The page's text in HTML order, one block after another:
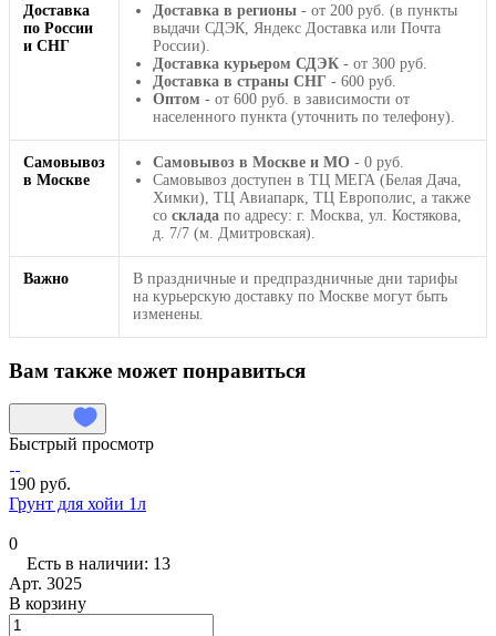
Доставка
по России
и СНГ
Доставка в регионы - от 200 руб. (в пункты
выдачи СДЭК, Яндекс Доставка или Почта
России).
Доставка курьером СДЭК - от 300 руб.
Доставка в страны СНГ - 600 руб.
Оптом - от 600 руб. в зависимости от
населенного пункта (уточнить по телефону).
Самовывоз
в Москве
Самовывоз в Москве и МО - 0 руб.
Самовывоз доступен в ТЦ МЕГА (Белая Дача,
Химки), ТЦ Авиапарк, ТЦ Европолис, а также
со склада по адресу: г. Москва, ул. Костякова,
д. 7/7 (м. Дмитровская).
Важно
В праздничные и предпраздничные дни тарифы
на курьерскую доставку по Москве могут быть
изменены.
Вам также может понравиться
Быстрый просмотр
190 руб.
Грунт для хойи 1л
0
Есть в наличии: 13
Арт. 3025
В корзину